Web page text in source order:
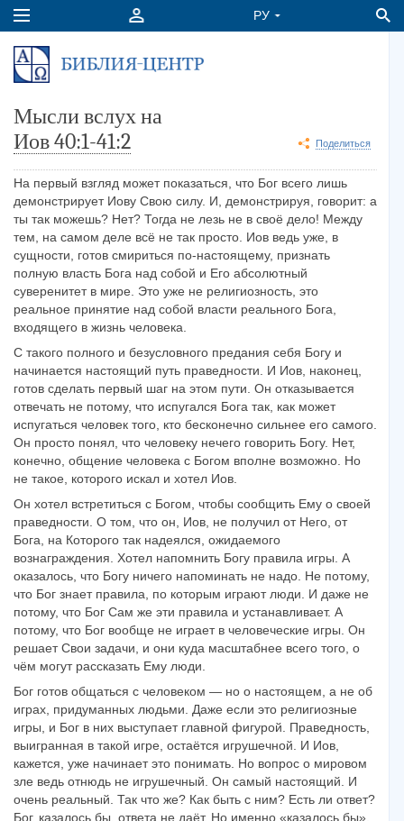
Мысли вслух на
Иов 40:1-41:2
Поделиться
На первый взгляд может показаться, что Бог всего лишь
демонстрирует Иову Свою силу. И, демонстрируя, говорит: а
ты так можешь? Нет? Тогда не лезь не в своё дело! Между
тем, на самом деле всё не так просто. Иов ведь уже, в
сущности, готов смириться по-настоящему, признать
полную власть Бога над собой и Его абсолютный
суверенитет в мире. Это уже не религиозность, это
реальное принятие над собой власти реального Бога,
входящего в жизнь человека.
С такого полного и безусловного предания себя Богу и
начинается настоящий путь праведности. И Иов, наконец,
готов сделать первый шаг на этом пути. Он отказывается
отвечать не потому, что испугался Бога так, как может
испугаться человек того, кто бесконечно сильнее его самого.
Он просто понял, что человеку нечего говорить Богу. Нет,
конечно, общение человека с Богом вполне возможно. Но
не такое, которого искал и хотел Иов.
Он хотел встретиться с Богом, чтобы сообщить Ему о своей
праведности. О том, что он, Иов, не получил от Него, от
Бога, на Которого так надеялся, ожидаемого
вознаграждения. Хотел напомнить Богу правила игры. А
оказалось, что Богу ничего напоминать не надо. Не потому,
что Бог знает правила, по которым играют люди. И даже не
потому, что Бог Сам же эти правила и устанавливает. А
потому, что Бог вообще не играет в человеческие игры. Он
решает Свои задачи, и они куда масштабнее всего того, о
чём могут рассказать Ему люди.
Бог готов общаться с человеком — но о настоящем, а не об
играх, придуманных людьми. Даже если это религиозные
игры, и Бог в них выступает главной фигурой. Праведность,
выигранная в такой игре, остаётся игрушечной. И Иов,
кажется, уже начинает это понимать. Но вопрос о мировом
зле ведь отнюдь не игрушечный. Он самый настоящий. И
очень реальный. Так что же? Как быть с ним? Есть ли ответ?
Бог, казалось бы, ответа не даёт. Но именно «казалось бы».